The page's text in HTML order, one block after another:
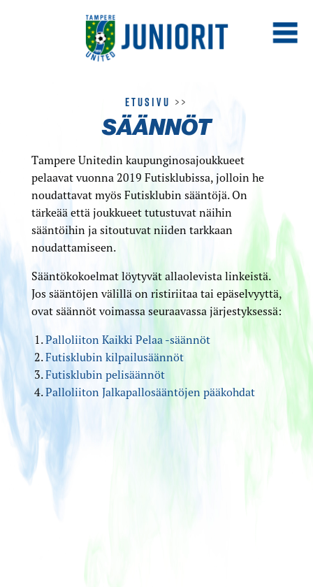
Etusivu >>
SÄÄNNÖT
Tampere Unitedin kaupunginosajoukkueet
pelaavat vuonna 2019 Futisklubissa, jolloin he
noudattavat myös Futisklubin sääntöjä. On
tärkeää että joukkueet tutustuvat näihin
sääntöihin ja sitoutuvat niiden tarkkaan
noudattamiseen.
Sääntökokoelmat löytyvät allaolevista linkeistä.
Jos sääntöjen välillä on ristiriitaa tai epäselvyyttä,
ovat säännöt voimassa seuraavassa järjestyksessä:
Palloliiton Kaikki Pelaa -säännöt
Futisklubin kilpailusäännöt
Futisklubin pelisäännöt
Palloliiton Jalkapallosääntöjen pääkohdat